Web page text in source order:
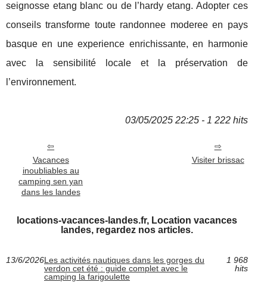
seignosse etang blanc ou de l’hardy etang. Adopter ces
conseils transforme toute randonnee moderee en pays
basque en une experience enrichissante, en harmonie
avec la sensibilité locale et la préservation de
l’environnement.
03/05/2025 22:25 - 1 222 hits
Vacances
inoubliables au
camping sen yan
dans les landes
Visiter brissac
locations-vacances-landes.fr, Location vacances
landes, regardez nos articles.
13/6/2026Les activités nautiques dans les gorges du
verdon cet été : guide complet avec le
camping la farigoulette
1 968
hits